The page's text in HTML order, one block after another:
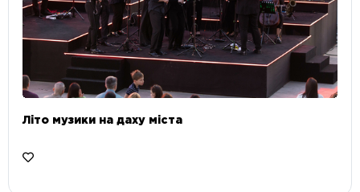
Літо музики на даху міста